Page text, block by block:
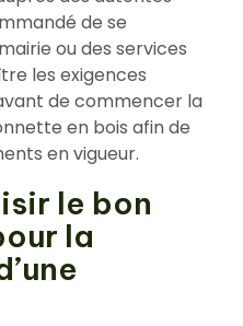
de se
ou des services
les exigences
de commencer la
en bois afin de
en vigueur.
le bon
la